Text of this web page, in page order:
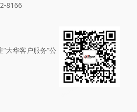
8166
大华客户服务”公